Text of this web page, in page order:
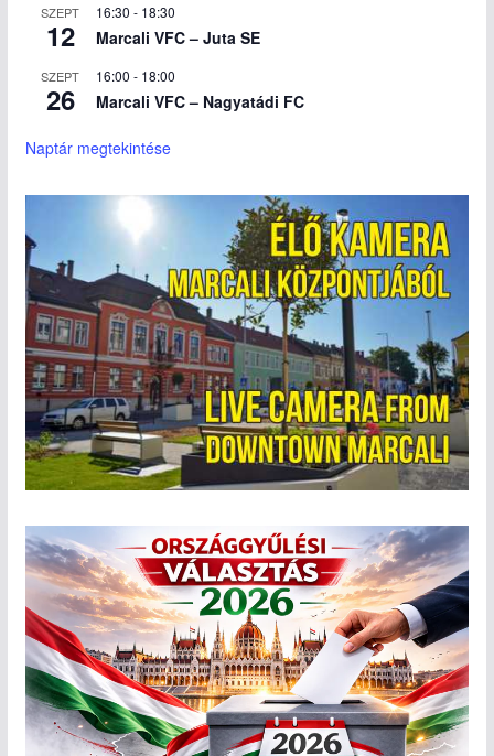
SZEPT
12
16:30 - 18:30
Marcali VFC – Juta SE
SZEPT
26
16:00 - 18:00
Marcali VFC – Nagyatádi FC
Naptár megtekintése